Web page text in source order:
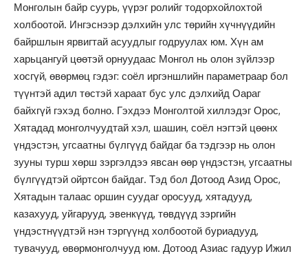
Монголын байр суурь, үүрэг ролийг тодорхойлохтой
холбоотой. Ингэснээр дэлхийн улс төрийн хүчнүүдийн
байршлын ярвигтай асуудлыг годруулах юм. Хүн ам
харьцангуй цөөтэй орнуудаас Монгол нь олон зүйлээр
хосгүй, өвөрмөц гэдэг: соёл иргэншлийн параметраар бол
түүнтэй адил төстэй хараат бус улс дэлхийд Оараг
байхгүй гэхэд болно. Гэхдээ Монголтой хиллэдэг Орос,
Хятадад монголчуудтай хэл, шашин, соёл нэгтэй цөөнх
үндэстэн, угсаатны бүлгүүд байдаг ба тэдгээр нь олон
зууны турш хөрш зэргэлдээ явсан өөр үндэстэн, угсаатны
бүлгүүдтэй ойртсон байдаг. Тэд бол Дотоод Азид Орос,
Хятадын талаас оршин суудаг оросууд, хятадууд,
казахууд, уйгарууд, эвенкүүд, төвдүүд зэргийн
үндэстнүүдтэй нэн тэргүүнд холбоотой буриадууд,
тувачууд, өвөрмонголчууд юм. Дотоод Азиас гадуур Ижил